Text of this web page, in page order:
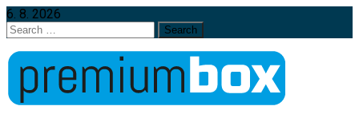
6. 8. 2026
Search
for: